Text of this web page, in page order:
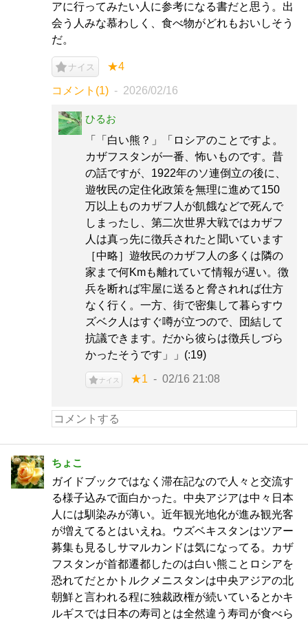
アに行ってみたい人に参考になる書だと思う。出
会う人みな慕わしく、食べ物がどれもおいしそう
だ。
ナイス ★4
コメント(1) 2026/02/16
ひるお
「「白い熊？」「ロシアのことですよ。
カザフスタンが一番、怖いものです。昔
の話ですが、1922年のソ連倒立の後に、
遊牧民の定住化政策を無理に進めて150
万以上ものカザフ人が飢餓などで死んで
しまったし、第二次世界大戦ではカザフ
人は真っ先に徴兵されたと聞いています
［中略］遊牧民のカザフ人の多くは隣の
家まで何Kmも離れていて情報が遅い。徴
兵を断れば牢屋に送ると脅されれば仕方
なく行く。一方、街で密集して暮らすウ
ズベク人はすぐ噂が立つので、団結して
抗議できます。だから彼らは徴兵しづら
かったそうです」」(:19)
ナイス ★1 02/16 21:08
ちょこ
ガイドブックではなく滞在記なので人々と交流す
る様子込みで面白かった。中央アジアは中々日本
人には馴染みが薄い。近年観光地化が進み観光客
が増えてるとはいえね。ウズベキスタンはツアー
募集も見るしサマルカンドは気になってる。カザ
フスタンが首都遷都したのは白い熊ことロシアを
恐れてだとかトルクメニスタンは中央アジアの北
朝鮮と言われる程に独裁政権が続いているとかキ
ルギスでは日本の寿司とは全然違う寿司が食べら